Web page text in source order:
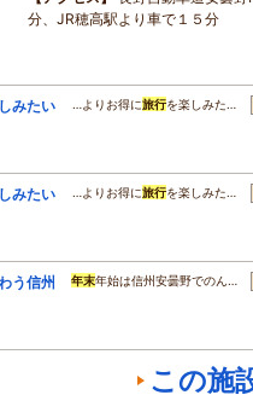
分、JR穂高駅より車で１５分
みたい
…よりお得に旅行を楽しみた…
みたい
…よりお得に旅行を楽しみた…
う信州
年末年始は信州安曇野でのん…
この施